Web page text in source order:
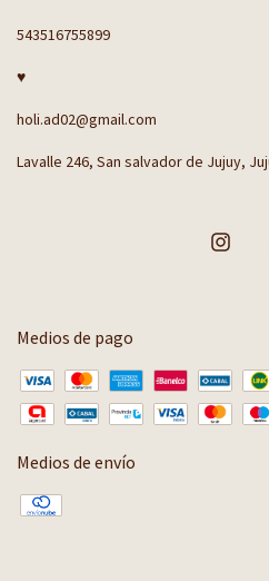
543516755899
♥
holi.ad02@gmail.com
Lavalle 246, San salvador de Jujuy,
Medios de pago
Medios de envío